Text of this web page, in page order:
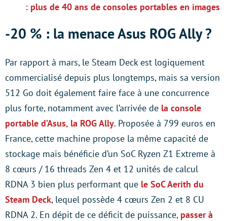
: plus de 40 ans de consoles portables en images
-20 % : la menace Asus ROG Ally ?
Par rapport à mars, le Steam Deck est logiquement
commercialisé depuis plus longtemps, mais sa version
512 Go doit également faire face à une concurrence
plus forte, notamment avec l’arrivée de la console
portable d’Asus, la ROG Ally. Proposée à 799 euros en
France, cette machine propose la même capacité de
stockage mais bénéficie d’un SoC Ryzen Z1 Extreme à
8 cœurs / 16 threads Zen 4 et 12 unités de calcul
RDNA 3 bien plus performant que le SoC Aerith du
Steam Deck, lequel possède 4 cœurs Zen 2 et 8 CU
RDNA 2. En dépit de ce déficit de puissance, passer à